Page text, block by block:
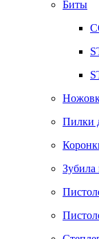
Биты
Пилки
Зубила